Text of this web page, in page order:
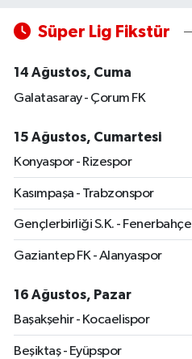
Süper Lig Fikstür
14 Ağustos, Cuma
Galatasaray - Çorum FK
15 Ağustos, Cumartesi
Konyaspor - Rizespor
Kasımpaşa - Trabzonspor
Gençlerbirliği S.K. - Fenerbahçe
Gaziantep FK - Alanyaspor
16 Ağustos, Pazar
Başakşehir - Kocaelispor
Beşiktaş - Eyüpspor